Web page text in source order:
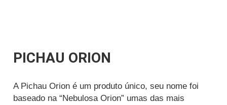
PICHAU ORION
A Pichau Orion é um produto único, seu nome foi
baseado na “Nebulosa Orion” umas das mais